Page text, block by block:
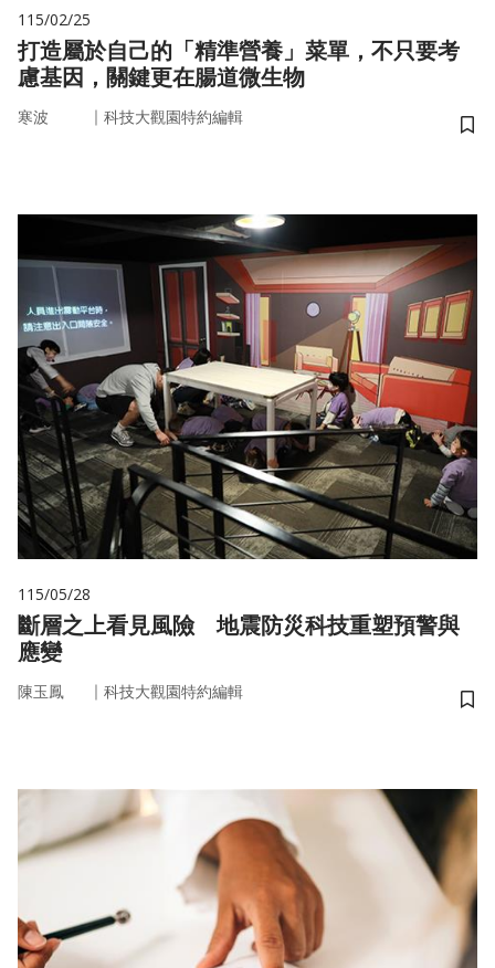
115/02/25
打造屬於自己的「精準營養」菜單，不只要考
慮基因，關鍵更在腸道微生物
寒波 ｜ 科技大觀園特約編輯
儲
115/05/28
斷層之上看見風險 地震防災科技重塑預警與
應變
陳玉鳳 ｜ 科技大觀園特約編輯
儲